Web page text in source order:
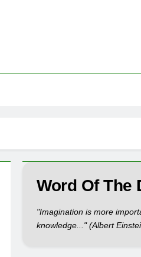
Word Of The
"Imagination is more
knowledge..." (Albert